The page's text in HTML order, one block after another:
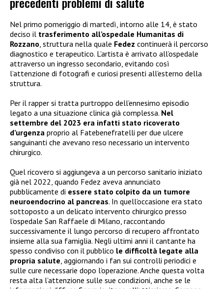
Nel primo pomeriggio di martedì, intorno alle 14, è stato
deciso il trasferimento all’ospedale Humanitas di
Rozzano , struttura nella quale Fedez continuerà il percorso
diagnostico e terapeutico. L’artista è arrivato all’ospedale
attraverso un ingresso secondario, evitando così
l’attenzione di fotografi e curiosi presenti all’esterno della
struttura.
Per il rapper si tratta purtroppo dell’ennesimo episodio
legato a una situazione clinica già complessa. Nel
settembre del 2023 era infatti stato ricoverato
d’urgenza proprio al Fatebenefratelli per due ulcere
sanguinanti che avevano reso necessario un intervento
chirurgico.
Quel ricovero si aggiungeva a un percorso sanitario iniziato
già nel 2022, quando Fedez aveva annunciato
pubblicamente di essere stato colpito da un tumore
neuroendocrino al pancreas. In quell’occasione era stato
sottoposto a un delicato intervento chirurgico presso
l’ospedale San Raffaele di Milano, raccontando
successivamente il lungo percorso di recupero affrontato
insieme alla sua famiglia. Negli ultimi anni il cantante ha
spesso condiviso con il pubblico le difficoltà legate alla
propria salute , aggiornando i fan sui controlli periodici e
sulle cure necessarie dopo l’operazione. Anche questa volta
resta alta l’attenzione sulle sue condizioni, anche se le